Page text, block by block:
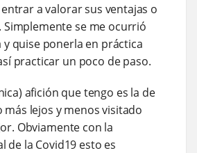
a valorar sus ventajas o
Simplemente se me ocurrió
quise ponerla en práctica
practicar un poco de paso.
afición que tengo es la de
más lejos y menos visitado
Obviamente con la
de la Covid19 esto es